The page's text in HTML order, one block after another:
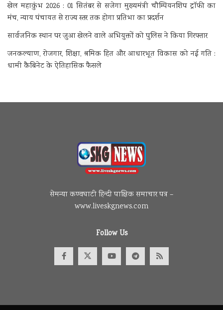
खेल महाकुंभ 2026 : 01 सितंबर से सजेगा मुख्यमंत्री चौम्पियनशिप ट्रॉफी का
मंच, न्याय पंचायत से राज्य स्तर तक होगा प्रतिभा का प्रदर्शन
सार्वजनिक स्थान पर जुआ खेलने वाले अभियुक्तों को पुलिस ने किया गिरफ्तार
जनकल्याण, रोजगार, शिक्षा, श्रमिक हित और आधारभूत विकास को नई गति :
धामी कैबिनेट के ऐतिहासिक फैसले
सेमन्या कण्वघाटी हिन्दी पाक्षिक समाचार पत्र –
www.liveskgnews.com
Follow Us